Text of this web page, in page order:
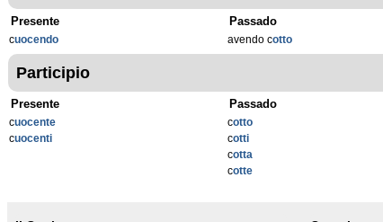
Presente
cuocendo
Passado
avendo cotto
Participio
Presente
cuocente
cuocenti
Passado
cotto
cotti
cotta
cotte